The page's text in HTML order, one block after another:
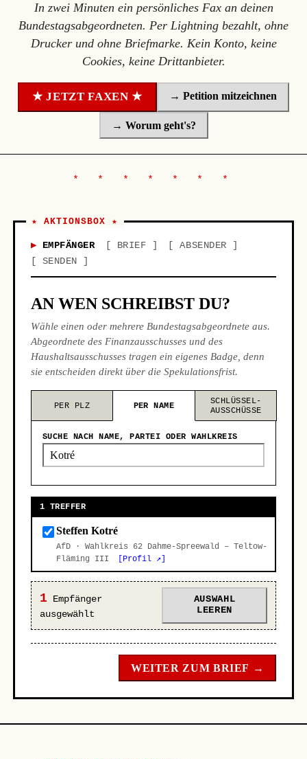
In zwei Minuten ein persönliches Fax an deinen
Bundestagsabgeordneten. Per Lightning bezahlt, ohne
Drucker und ohne Briefmarke. Kein Konto, keine
Cookies, keine Drittanbieter.
★ JETZT FAXEN ★ → Petition mitzeichnen
→ Worum geht's?
★ AKTIONSBOX ★
EMPFÄNGER BRIEF
ABSENDER
SENDEN
AN WEN SCHREIBST DU?
Wähle einen oder mehrere Bundestagsabgeordnete aus.
Abgeordnete des Finanzausschusses und des
Haushaltsausschusses tragen ein eigenes Badge, denn
sie entscheiden direkt über die Spekulationsfrist.
PER PLZ PER NAME
SCHLÜSSEL-
AUSSCHÜSSE
SUCHE NACH NAME, PARTEI ODER WAHLKREIS
1 TREFFER
Steffen Kotré
AfD · Wahlkreis 62 Dahme-Spreewald – Teltow-
Fläming III
[Profil ↗]
1 Empfänger
ausgewählt
AUSWAHL
LEEREN
WEITER ZUM BRIEF →